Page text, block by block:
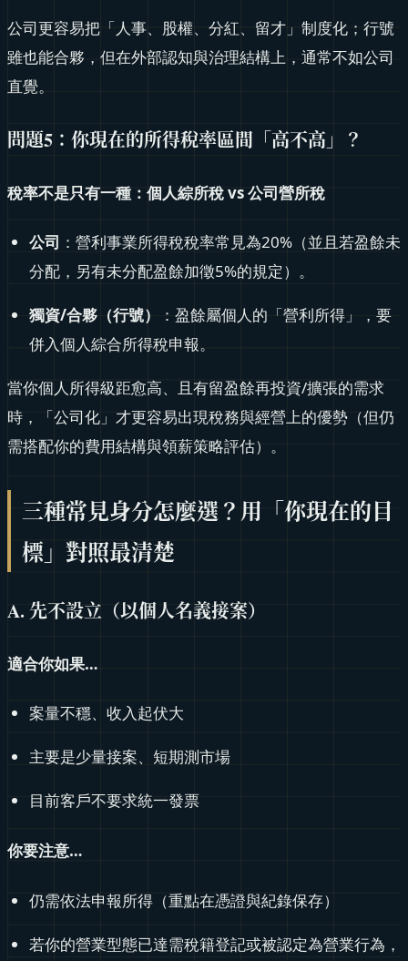
公司更容易把「人事、股權、分紅、留才」制度化；行號
雖也能合夥，但在外部認知與治理結構上，通常不如公司
直覺。
問題5：你現在的所得稅率區間「高不高」？
稅率不是只有一種：個人綜所稅 vs 公司營所稅
公司 ：營利事業所得稅稅率常見為20%（並且若盈餘未
分配，另有未分配盈餘加徵5%的規定）。
獨資/合夥（行號）
：盈餘屬個人的「營利所得」，要
併入個人綜合所得稅申報。
當你個人所得級距愈高、且有留盈餘再投資/擴張的需求
時，「公司化」才更容易出現稅務與經營上的優勢（但仍
需搭配你的費用結構與領薪策略評估）。
三種常見身分怎麼選？用「你現在的目
標」對照最清楚
A. 先不設立（以個人名義接案）
適合你如果…
案量不穩、收入起伏大
主要是少量接案、短期測市場
目前客戶不要求統一發票
你要注意…
仍需依法申報所得（重點在憑證與紀錄保存）
若你的營業型態已達需稅籍登記或被認定為營業行為，